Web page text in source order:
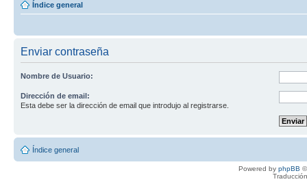
Índice general
Enviar contraseña
Nombre de Usuario:
Dirección de email:
Esta debe ser la dirección de email que introdujo al registrarse.
Índice general
Powered by phpBB